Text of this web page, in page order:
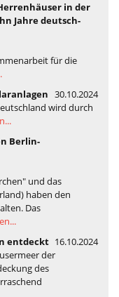
in der
Jahre deutsch-
für die
30.10.2024
wird durch
Berlin-
und das
haben den
Das
entdeckt 16.10.2024
der
des